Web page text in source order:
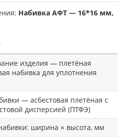
Набивка АФТ — 16*16 мм,
изделия — плетёная
набивка для уплотнения
— асбестовая плетёная с
дисперсией (ПТФЭ)
ширина × высота, мм